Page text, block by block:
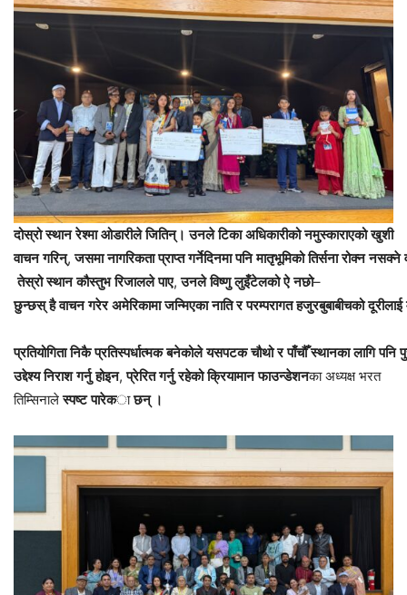
दोस्रो स्थान रेश्मा ओडारीले जितिन्। उनले टिका अधिकारीको नमुस्काराएको खुशी
वाचन गरिन्,जसमा नागरिकता प्राप्त गर्नेदिनमा पनि मातृभूमिको तिर्सना रोक्न नसक्ने
तेस्रो स्थान कौस्तुभ रिजालले पाए,उनले विष्णु लुइँटेलको ऐ नछो–
छुन्छस् है वाचन गरेर अमेरिकामा जन्मिएका नाति र परम्परागत हजुरबुबाबीचको दूरीलाई
प्रतियोगिता निकै प्रतिस्पर्धात्मक बनेकोले यसपटक चौथो र पाँचौँ स्थानका लागि पनि
उद्देश्य निराश गर्नु होइन,प्रेरित गर्नु रहेको क्रियामान फाउन्डेशनका अध्यक्ष भरत
तिम्सिनालेस्पष्ट पारेकाछन् ।